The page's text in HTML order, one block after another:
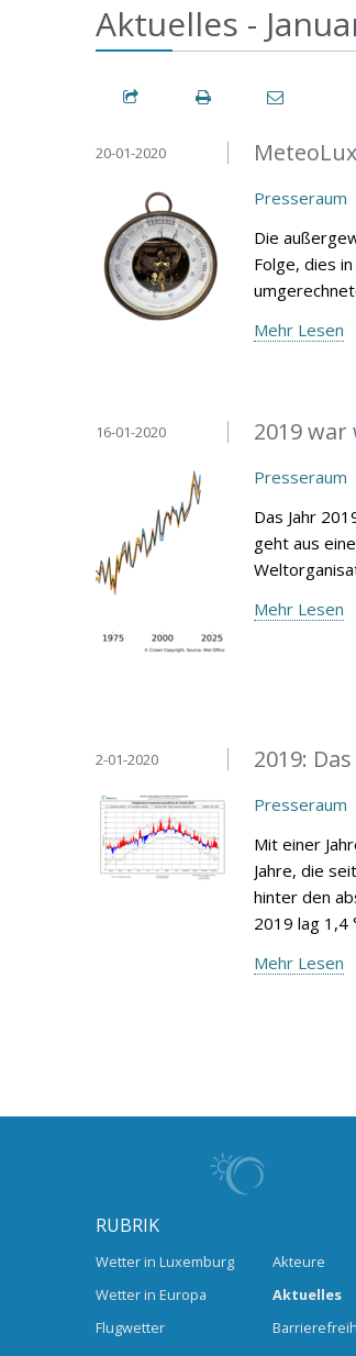
Aktuelles -
20-01-2020
Presseraum
Die
Folge, dies
Mehr Lesen
2019
16-01-2020
Presseraum
Das Jahr
geht aus
Mehr Lesen
2019:
2-01-2020
Presseraum
Mit einer
Jahre, die
hinter den
2019 lag 1,4
Mehr Lesen
RUBRIK
Wetter in Luxemburg
Wetter in Europa
Flugwetter
Akteure
Aktuelles